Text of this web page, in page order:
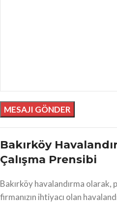
Bakırköy
Çalışma Prensibi
Bakırköy havalandırma
firmanızın ihtiyacı olan